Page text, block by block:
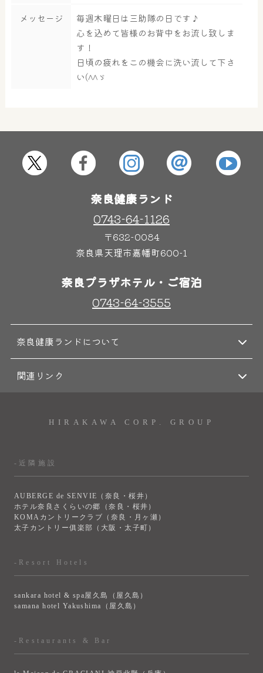
屋内レジャープール グルメ
奈良わんぱくランド
メッセージ
毎週木曜日は三助隊の日です♪
心を込めて皆様のお背中をお流し致しま
す！
日頃の疲れをこの機会に洗い流して下さ
い(^^ゞ
奈良健康ランド
0743-64-1126
〒632-0084
奈良県天理市嘉幡町600-1
奈良プラザホテル・ご宿泊
0743-64-3555
奈良健康ランドについて
関連リンク
HIRAKAWA CORP. GROUP
-近隣施設
AUBERGE de SENVIE（奈良・桜井）
ホテル奈良さくらいの郷（奈良・桜井）
KOMAカントリークラブ（奈良・月ヶ瀬）
太子カントリー俱楽部（大阪・太子町）
-Resort Hotels
sankara hotel & spa屋久島（屋久島）
samana hotel Yakushima（屋久島）
-Restaurants & Bar